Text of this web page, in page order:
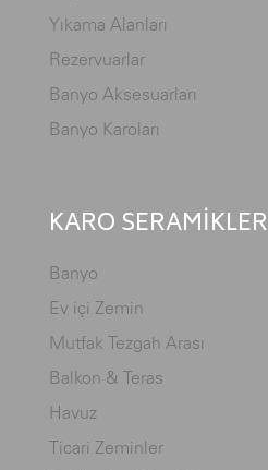
Yıkama Alanları
Rezervuarlar
Banyo Aksesuarları
Banyo Karoları
KARO SERAMİKLER
Banyo
Ev içi Zemin
Mutfak Tezgah Arası
Balkon & Teras
Havuz
Ticari Zeminler